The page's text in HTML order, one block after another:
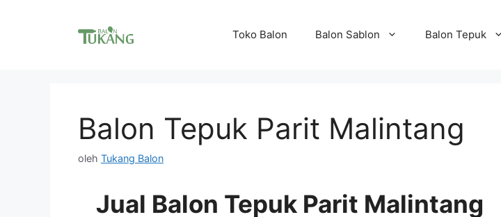
Toko Balon Balon Sablon Balon Tepuk
Balon Tepuk Parit Malintang
oleh Tukang Balon
Jual Balon Tepuk Parit Malintang